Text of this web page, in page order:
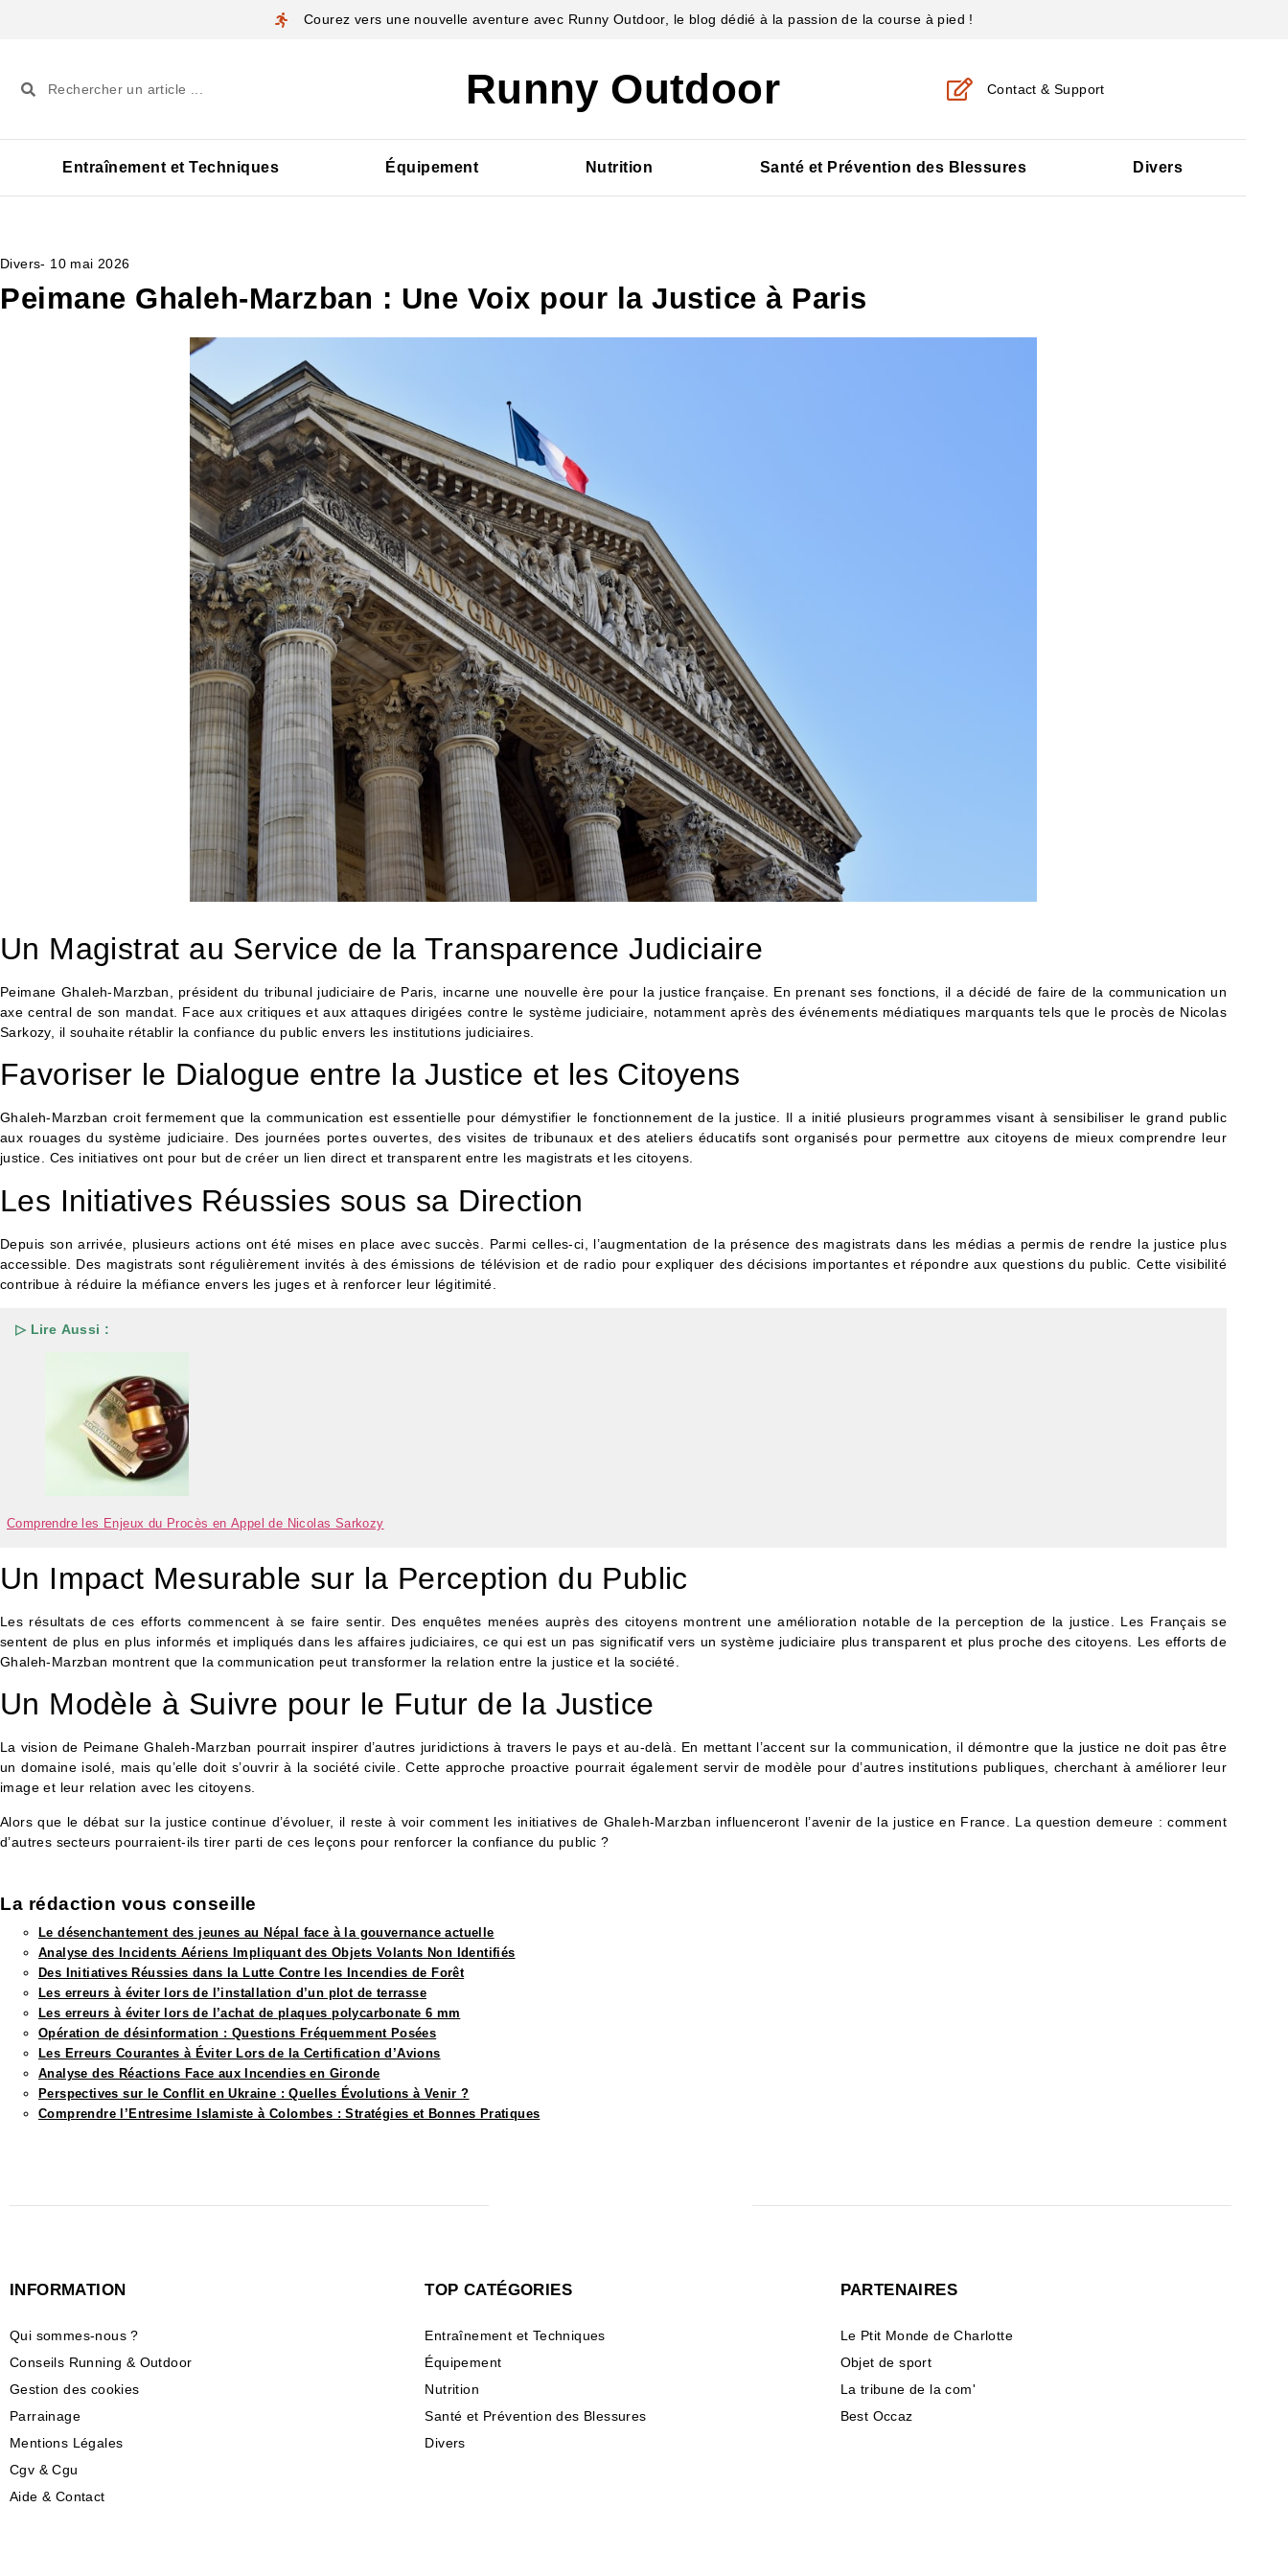
Courez vers une nouvelle aventure avec Runny Outdoor, le blog dédié à la passion de la course à pied !
Runny Outdoor Contact & Support
Entraînement et Techniques Équipement Nutrition Santé et Prévention des Blessures Divers
Divers- 10 mai 2026
Peimane Ghaleh-Marzban : Une Voix pour la Justice à Paris
Un Magistrat au Service de la Transparence Judiciaire
Peimane Ghaleh-Marzban, président du tribunal judiciaire de Paris, incarne une nouvelle ère pour la justice française. En prenant ses fonctions, il a décidé de faire de la communication un
axe central de son mandat. Face aux critiques et aux attaques dirigées contre le système judiciaire, notamment après des événements médiatiques marquants tels que le procès de Nicolas
Sarkozy, il souhaite rétablir la confiance du public envers les institutions judiciaires.
Favoriser le Dialogue entre la Justice et les Citoyens
Ghaleh-Marzban croit fermement que la communication est essentielle pour démystifier le fonctionnement de la justice. Il a initié plusieurs programmes visant à sensibiliser le grand public
aux rouages du système judiciaire. Des journées portes ouvertes, des visites de tribunaux et des ateliers éducatifs sont organisés pour permettre aux citoyens de mieux comprendre leur
justice. Ces initiatives ont pour but de créer un lien direct et transparent entre les magistrats et les citoyens.
Les Initiatives Réussies sous sa Direction
Depuis son arrivée, plusieurs actions ont été mises en place avec succès. Parmi celles-ci, l’augmentation de la présence des magistrats dans les médias a permis de rendre la justice plus
accessible. Des magistrats sont régulièrement invités à des émissions de télévision et de radio pour expliquer des décisions importantes et répondre aux questions du public. Cette visibilité
contribue à réduire la méfiance envers les juges et à renforcer leur légitimité.
▷ Lire Aussi :
Comprendre les Enjeux du Procès en Appel de Nicolas Sarkozy
Un Impact Mesurable sur la Perception du Public
Les résultats de ces efforts commencent à se faire sentir. Des enquêtes menées auprès des citoyens montrent une amélioration notable de la perception de la justice. Les Français se
sentent de plus en plus informés et impliqués dans les affaires judiciaires, ce qui est un pas significatif vers un système judiciaire plus transparent et plus proche des citoyens. Les efforts de
Ghaleh-Marzban montrent que la communication peut transformer la relation entre la justice et la société.
Un Modèle à Suivre pour le Futur de la Justice
La vision de Peimane Ghaleh-Marzban pourrait inspirer d’autres juridictions à travers le pays et au-delà. En mettant l’accent sur la communication, il démontre que la justice ne doit pas être
un domaine isolé, mais qu’elle doit s’ouvrir à la société civile. Cette approche proactive pourrait également servir de modèle pour d’autres institutions publiques, cherchant à améliorer leur
image et leur relation avec les citoyens.
Alors que le débat sur la justice continue d’évoluer, il reste à voir comment les initiatives de Ghaleh-Marzban influenceront l’avenir de la justice en France. La question demeure : comment
d’autres secteurs pourraient-ils tirer parti de ces leçons pour renforcer la confiance du public ?
La rédaction vous conseille​
Le désenchantement des jeunes au Népal face à la gouvernance actuelle
Analyse des Incidents Aériens Impliquant des Objets Volants Non Identifiés
Des Initiatives Réussies dans la Lutte Contre les Incendies de Forêt
Les erreurs à éviter lors de l’installation d’un plot de terrasse
Les erreurs à éviter lors de l’achat de plaques polycarbonate 6 mm
Opération de désinformation : Questions Fréquemment Posées
Les Erreurs Courantes à Éviter Lors de la Certification d’Avions
Analyse des Réactions Face aux Incendies en Gironde
Perspectives sur le Conflit en Ukraine : Quelles Évolutions à Venir ?
Comprendre l’Entresime Islamiste à Colombes : Stratégies et Bonnes Pratiques
INFORMATION
Qui sommes-nous ?
Conseils Running & Outdoor
Gestion des cookies
Parrainage
Mentions Légales
Cgv & Cgu
Aide & Contact
TOP CATÉGORIES
Entraînement et Techniques
Équipement
Nutrition
Santé et Prévention des Blessures
Divers
PARTENAIRES
Le Ptit Monde de Charlotte
Objet de sport
La tribune de la com'
Best Occaz